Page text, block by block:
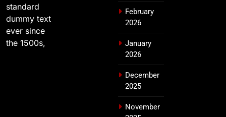
standard
dummy text
ever since
the 1500s,
February
2026
January
2026
December
2025
November